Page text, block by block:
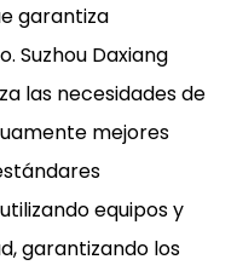
garantiza
Suzhou Daxiang
las necesidades de
mejores
equipos y
garantizando los